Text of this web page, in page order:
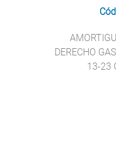
DERECHO
13-23